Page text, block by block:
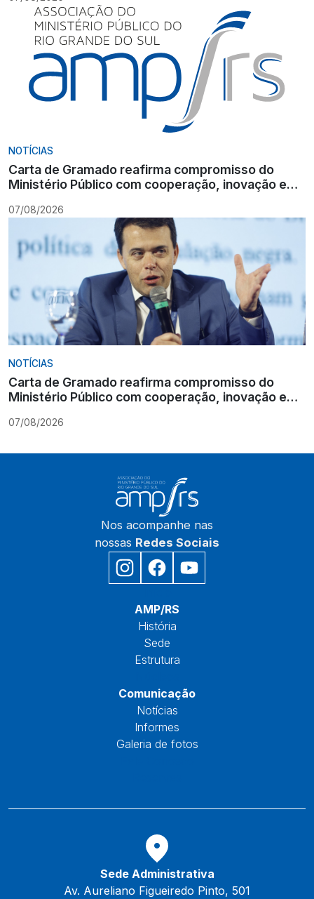
NOTÍCIAS
Carta de Gramado reafirma compromisso do
Ministério Público com cooperação, inovação e
07/08/2026
NOTÍCIAS
Carta de Gramado reafirma compromisso do
Ministério Público com cooperação, inovação e
07/08/2026
Nos acompanhe nas
nossas Redes Sociais
AMP/RS
História
Sede
Estrutura
Comunicação
Notícias
Informes
Galeria de fotos
Sede Administrativa
Av. Aureliano Figueiredo Pinto, 501